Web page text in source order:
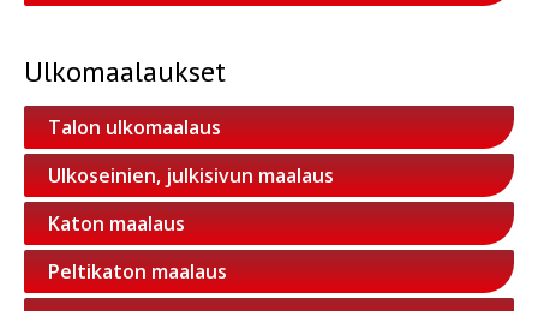
Ulkomaalaukset
Talon ulkomaalaus
Ulkoseinien, julkisivun maalaus
Katon maalaus
Peltikaton maalaus